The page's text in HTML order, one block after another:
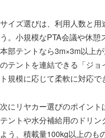
サイズ選びは、利用人数と用
う。小規模なPTA会議や休
本部テントなら3m×3m以上
のテントを連結できる「ジ
ト規模に応じて柔軟に対応で
次にリヤカー選びのポイント
テントや水分補給用のドリ
よう、積載量100kg以上のも